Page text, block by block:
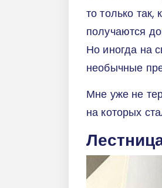
то только так,
получаются
Но иногда на
необычные
Мне уже не
на которых